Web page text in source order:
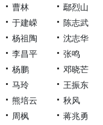
曹林
鄢烈山
于建嵘
陈志武
杨祖陶
沈志华
李昌平
张鸣
杨鹏
邓晓芒
马玲
王振东
熊培云
秋风
周枫
蒋兆勇